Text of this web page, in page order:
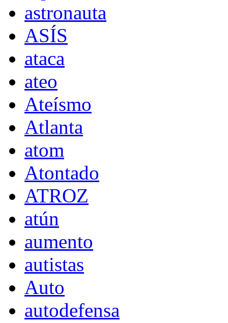
astronauta
ASÍS
ataca
ateo
Ateísmo
Atlanta
atom
Atontado
ATROZ
atún
aumento
autistas
Auto
autodefensa